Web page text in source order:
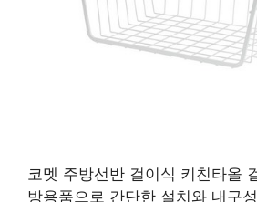
코멧 주방선반 걸이식 키친타올
방용품으로 간단한 설치와 내구